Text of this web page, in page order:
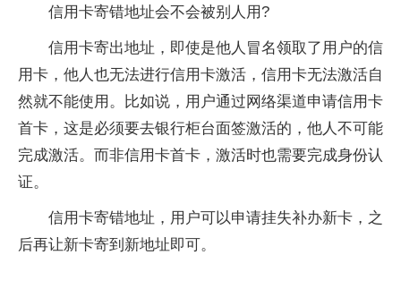
信用卡寄错地址会不会被别人用?
信用卡寄出地址，即使是他人冒名领取了用户的信
用卡，他人也无法进行信用卡激活，信用卡无法激活自
然就不能使用。比如说，用户通过网络渠道申请信用卡
首卡，这是必须要去银行柜台面签激活的，他人不可能
完成激活。而非信用卡首卡，激活时也需要完成身份认
证。
信用卡寄错地址，用户可以申请挂失补办新卡，之
后再让新卡寄到新地址即可。